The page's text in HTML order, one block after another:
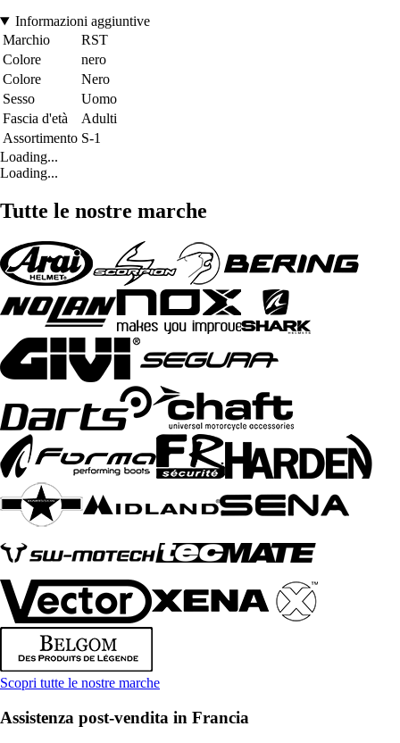
Informazioni aggiuntive
Marchio
RST
Colore
nero
Colore
Nero
Sesso
Uomo
Fascia d'età
Adulti
Assortimento S-1
Loading...
Loading...
Tutte le nostre marche
Scopri tutte le nostre marche
Assistenza post-vendita in Francia